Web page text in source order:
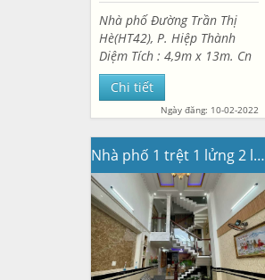
Nhà phố Đường Trần Thị
Hè(HT42), P. Hiệp Thành
Diệm Tích : 4,9m x 13m. Cn
60m2. DTSD 252m2 Nhà
Xây 1 trệt 1 lửng 3 lầu. Gồm
5PN, 5WC. Sân thượng. Hẻm
nhà...
Chi tiết
Ngày đăng: 10-02-2022
Nhà phố 1 trệt 1 lửng 2 làu Hẻm nhựa 6m. Nguyễn Ảnh Thủ